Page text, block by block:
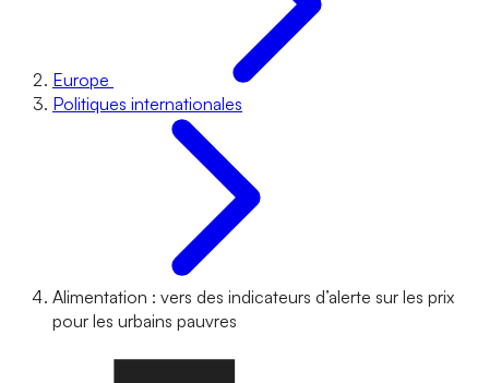
Europe
Politiques internationales
Alimentation : vers des indicateurs d’alerte sur les prix
pour les urbains pauvres